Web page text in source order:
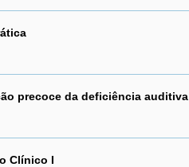
precoce da deficiência auditiva
Clínico I